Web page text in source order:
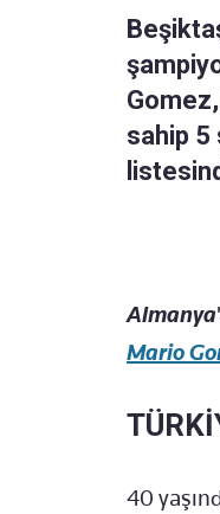
sahip 5
Almanya
Mario
40